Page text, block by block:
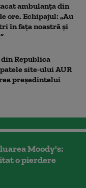
ambulanța din
ore. Echipajul: „Au
în fața noastră și
Republica
site-ului AUR
președintelui
Moody's:
o pierdere